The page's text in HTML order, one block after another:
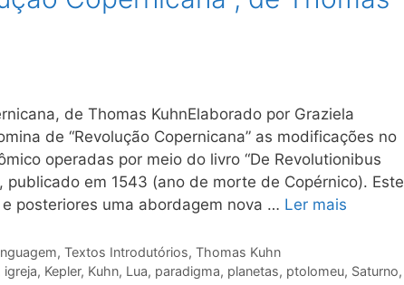
de Thomas KuhnElaborado por Graziela
de “Revolução Copernicana” as modificações no
operadas por meio do livro “De Revolutionibus
publicado em 1543 (ano de morte de Copérnico). Este
posteriores uma abordagem nova … Ler mais
, Textos Introdutórios, Thomas Kuhn
igreja, Kepler, Kuhn, Lua, paradigma, planetas, ptolomeu, Saturno,